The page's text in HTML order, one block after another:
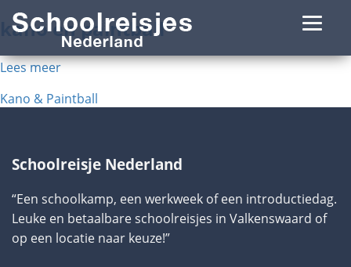
kano en paintball
Lees meer
Bericht
Kano & Paintball
Schoolreisje Nederland
“Een schoolkamp, een werkweek of een introductiedag.
Leuke en betaalbare schoolreisjes in Valkenswaard of
op een locatie naar keuze!”